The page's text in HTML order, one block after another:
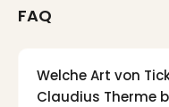
FAQ
Welche Art von
Claudius Therme